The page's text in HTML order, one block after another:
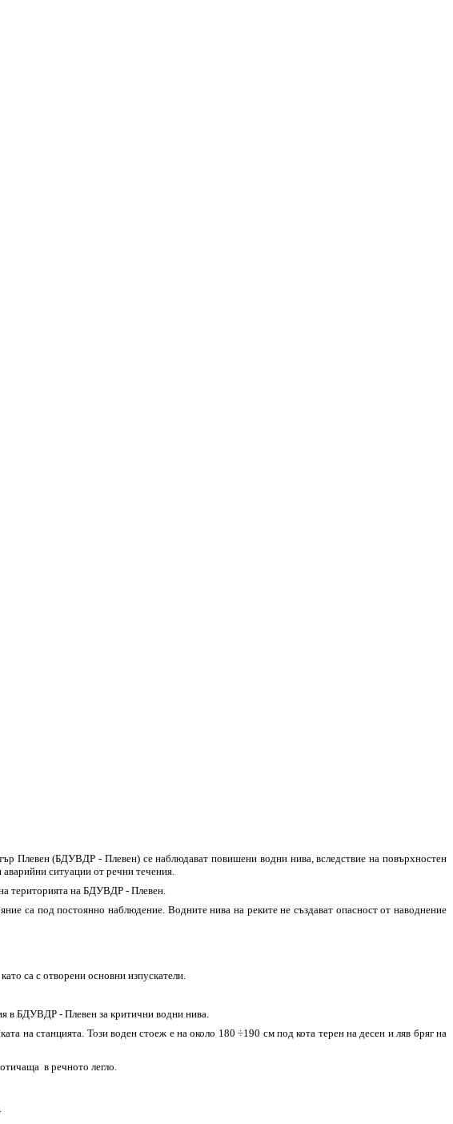
Плевен (БДУВДР - Плевен) се наблюдават повишени водни нива, вследствие на повърхностен
ситуации от речни течения.
територията на БДУВДР - Плевен.
са под постоянно наблюдение. Водните нива на реките не създават опасност от наводнение
са с отворени основни изпускатели.
в БДУВДР - Плевен за критични водни нива.
станцията. Този воден стоеж е на около 180 ÷190 см под кота терен на десен и ляв бряг на
в речното легло.